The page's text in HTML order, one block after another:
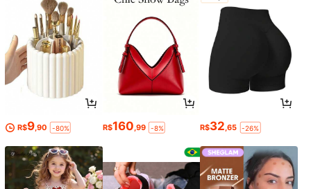
R$9,90 -80% R$160 ,99 -8% R$32 ,65 -26%